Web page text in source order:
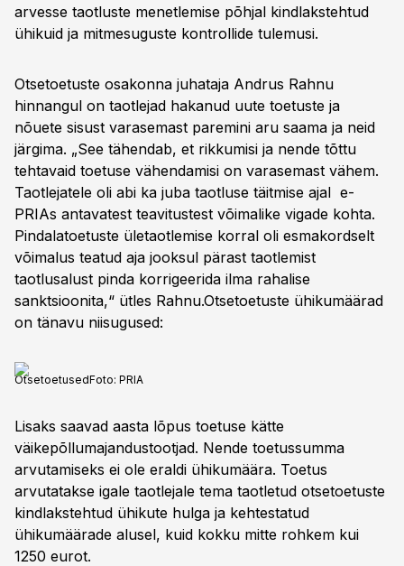
arvesse taotluste menetlemise põhjal kindlakstehtud
ühikuid ja mitmesuguste kontrollide tulemusi.
Otsetoetuste osakonna juhataja Andrus Rahnu
hinnangul on taotlejad hakanud uute toetuste ja
nõuete sisust varasemast paremini aru saama ja neid
järgima. „See tähendab, et rikkumisi ja nende tõttu
tehtavaid toetuse vähendamisi on varasemast vähem.
Taotlejatele oli abi ka juba taotluse täitmise ajal e-
PRIAs antavatest teavitustest võimalike vigade kohta.
Pindalatoetuste ületaotlemise korral oli esmakordselt
võimalus teatud aja jooksul pärast taotlemist
taotlusalust pinda korrigeerida ilma rahalise
sanktsioonita,“ ütles Rahnu.Otsetoetuste ühikumäärad
on tänavu niisugused:
OtsetoetusedFoto: PRIA
Lisaks saavad aasta lõpus toetuse kätte
väikepõllumajandustootjad. Nende toetussumma
arvutamiseks ei ole eraldi ühikumäära. Toetus
arvutatakse igale taotlejale tema taotletud otsetoetuste
kindlakstehtud ühikute hulga ja kehtestatud
ühikumäärade alusel, kuid kokku mitte rohkem kui
1250 eurot.